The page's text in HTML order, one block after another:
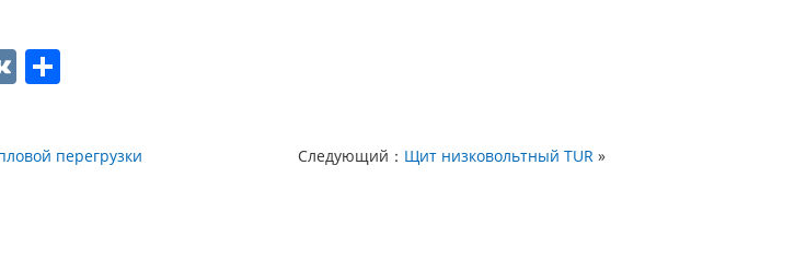
V О
р
перегрузки Следующий： Щит низковольтный TUR»